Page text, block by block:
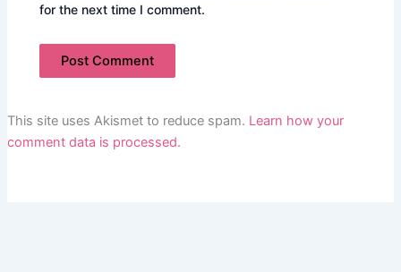
for the next time I comment.
This site uses Akismet to reduce spam. Learn how your
comment data is processed.